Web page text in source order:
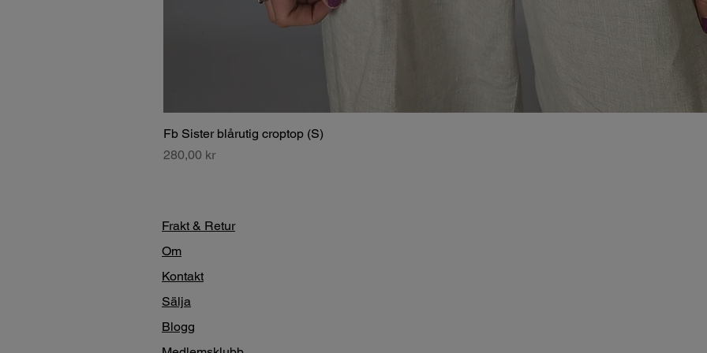
Fb Sister blårutig croptop (S)
Pris
280,00 kr
Frakt & Retur
Om
Kontakt
Sälja
Blogg